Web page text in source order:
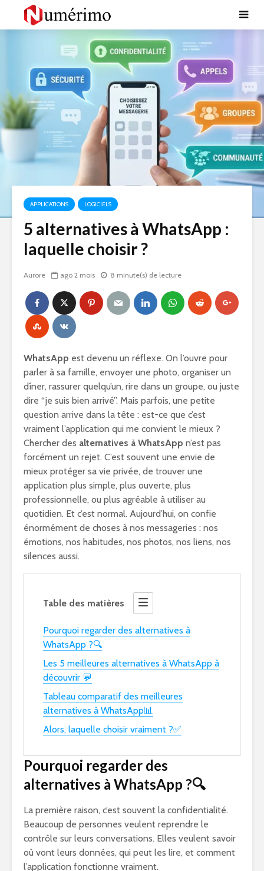
APPLICATIONS LOGICIELS
5 alternatives à WhatsApp :
laquelle choisir ?
Aurore ago 2 mois 8 minute(s) de lecture
WhatsApp est devenu un réflexe. On l’ouvre pour
parler à sa famille, envoyer une photo, organiser un
dîner, rassurer quelqu’un, rire dans un groupe, ou juste
dire “je suis bien arrivé”. Mais parfois, une petite
question arrive dans la tête : est-ce que c’est
vraiment l’application qui me convient le mieux ?
Chercher des alternatives à WhatsApp n’est pas
forcément un rejet. C’est souvent une envie de
mieux protéger sa vie privée, de trouver une
application plus simple, plus ouverte, plus
professionnelle, ou plus agréable à utiliser au
quotidien. Et c’est normal. Aujourd’hui, on confie
énormément de choses à nos messageries : nos
émotions, nos habitudes, nos photos, nos liens, nos
silences aussi.
Table des matières
Pourquoi regarder des alternatives à
WhatsApp ?🔍
Les 5 meilleures alternatives à WhatsApp à
découvrir 💬
Tableau comparatif des meilleures
alternatives à WhatsApp📊
Alors, laquelle choisir vraiment ?✅
Pourquoi regarder des
alternatives à WhatsApp ?🔍
La première raison, c’est souvent la confidentialité.
Beaucoup de personnes veulent reprendre le
contrôle sur leurs conversations. Elles veulent savoir
où vont leurs données, qui peut les lire, et comment
l’application fonctionne vraiment.